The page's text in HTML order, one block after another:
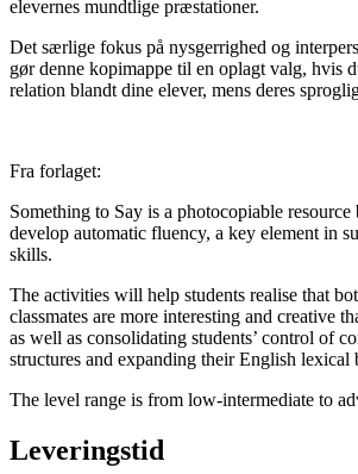
elevernes mundtlige præstationer.
Det særlige fokus på nysgerrighed og
gør denne kopimappe til en oplagt valg, hvis
relation blandt dine elever, mens deres
Fra forlaget:
Something to Say is a photocopiable
develop automatic fluency, a key element in
skills.
The activities will help students realise that
classmates are more interesting and creative
as well as consolidating students’ control of
structures and expanding their English lexical
The level range is from low-intermediate to
Leveringstid